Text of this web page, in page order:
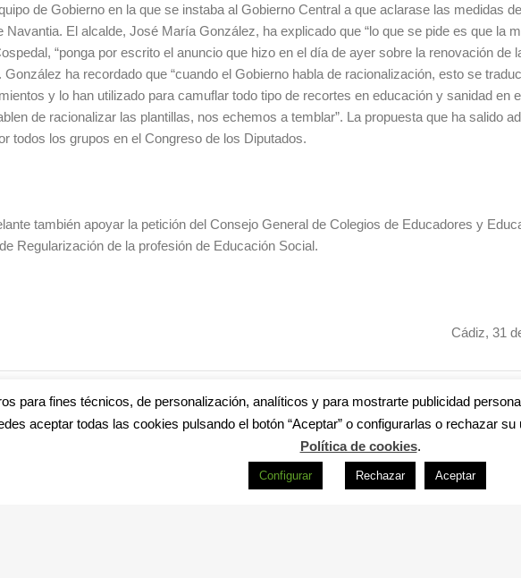
de Gobierno en la que se instaba al Gobierno Central a que aclarase las medidas
Navantia. El alcalde, José María González, ha explicado que “lo que se pide es que la
“ponga por escrito el anuncio que hizo en el día de ayer sobre la renovación de
González ha recordado que “cuando el Gobierno habla de racionalización, esto se
y lo han utilizado para camuflar todo tipo de recortes en educación y sanidad en
de racionalizar las plantillas, nos echemos a temblar”. La propuesta que ha salido
todos los grupos en el Congreso de los Diputados.
también apoyar la petición del Consejo General de Colegios de Educadores y
Regularización de la profesión de Educación Social.
Cádiz, 31
para fines técnicos, de personalización, analíticos y para mostrarte publicidad
aceptar todas las cookies pulsando el botón “Aceptar” o configurarlas o rechazar
Política de cookies.
Configurar Rechazar Aceptar